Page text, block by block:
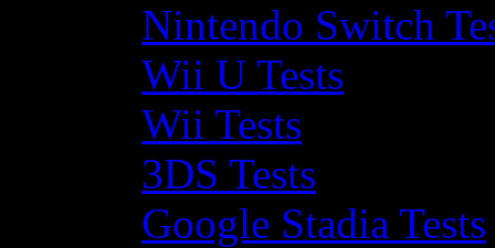
Nintendo Switch
Wii U Tests
Wii Tests
3DS Tests
Google Stadia Tests